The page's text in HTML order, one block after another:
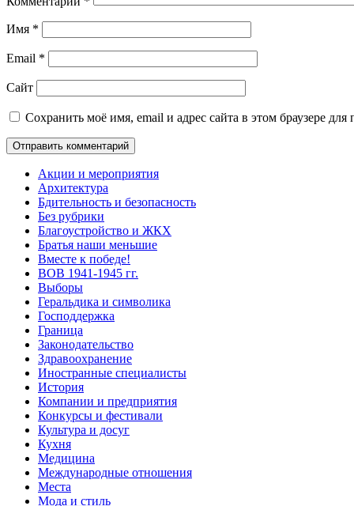
Имя *
Email *
Сайт
Сохранить моё имя, email и адрес сайта в этом браузере
Акции и мероприятия
Архитектура
Бдительность и безопасность
Без рубрики
Благоустройство и ЖКХ
Братья наши меньшие
Вместе к победе!
ВОВ 1941-1945 гг.
Выборы
Геральдика и символика
Господдержка
Граница
Законодательство
Здравоохранение
Иностранные специалисты
История
Компании и предприятия
Конкурсы и фестивали
Культура и досуг
Кухня
Медицина
Международные отношения
Места
Мода и стиль